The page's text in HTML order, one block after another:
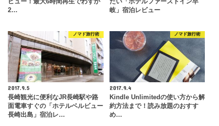
ビュー！最大6時間再生でわずか
2…
たい「ホテルファーストイン早
岐」宿泊レビュー
ノマド旅行術
2017.9.5
長崎観光に便利なJR長崎駅や路
面電車すぐの「ホテルベルビュー
長崎出島」宿泊レ…
ノマド旅行術
2017.9.4
Kindle Unlimitedの使い方から解
約方法まで！読み放題のおすす
め…